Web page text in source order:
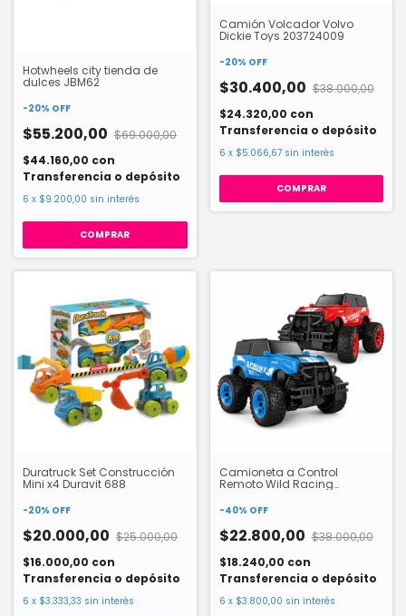
Hotwheels city tienda de
dulces JBM62
-20% OFF
$55.200,00 $69.000,00
$44.160,00 con
Transferencia o depósito
6 x $9.200,00 sin interés
Camión Volcador Volvo
Dickie Toys 203724009
-20% OFF
$30.400,00 $38.000,00
$24.320,00 con
Transferencia o depósito
6 x $5.066,67 sin interés
Duratruck Set Construcción
Mini x4 Duravit 688
-20% OFF
$20.000,00 $25.000,00
$16.000,00 con
Transferencia o depósito
6 x $3.333,33 sin interés
Camioneta a Control
Remoto Wild Racing
-40% OFF
$22.800,00 $38.000,00
$18.240,00 con
Transferencia o depósito
6 x $3.800,00 sin interés